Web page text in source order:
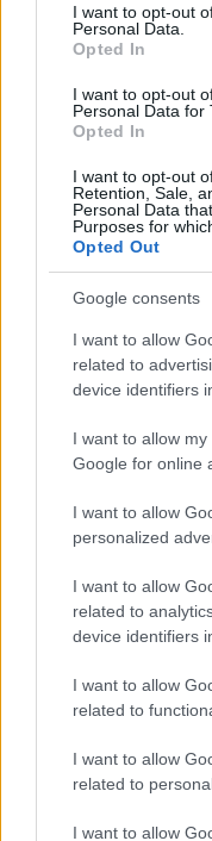
I want to opt-out
Personal Data.
Opted In
I want to opt-out
Personal Data for
Opted In
I want to opt-out
Retention, Sale,
Personal Data
Purposes for
Opted Out
Google consents
I want to allow
related to
device identifiers
I want to allow
Google for online
I want to allow
personalized
I want to allow
related to
device identifiers
I want to allow
related to
I want to allow
related to
I want to allow
racconto della
sorveglianza della
quadro chiaro di
noto alle forze
per la rapina di
già stato per due
secondo quanto
avrebbe anche
“Se non la finisci ti
ammazzo”.